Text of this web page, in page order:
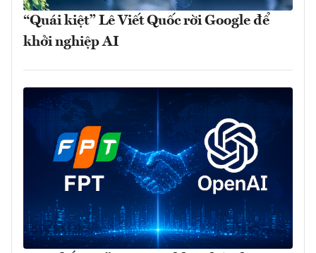
“Quái kiệt” Lê Viết Quốc rời Google để
khởi nghiệp AI